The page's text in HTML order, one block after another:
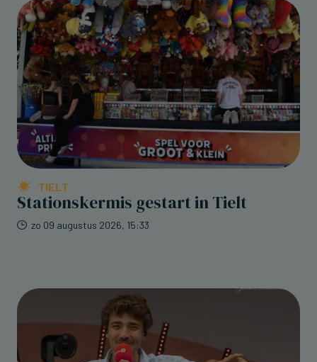
TIELT
Stationskermis gestart in Tielt
zo 09 augustus 2026, 15:33